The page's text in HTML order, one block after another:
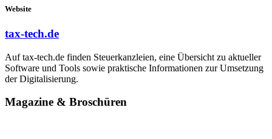
Website
tax-tech.de
Auf tax-tech.de finden Steuerkanzleien, eine Übersicht zu aktueller
Software und Tools sowie praktische Informationen zur Umsetzung
der Digitalisierung.
Magazine & Broschüren